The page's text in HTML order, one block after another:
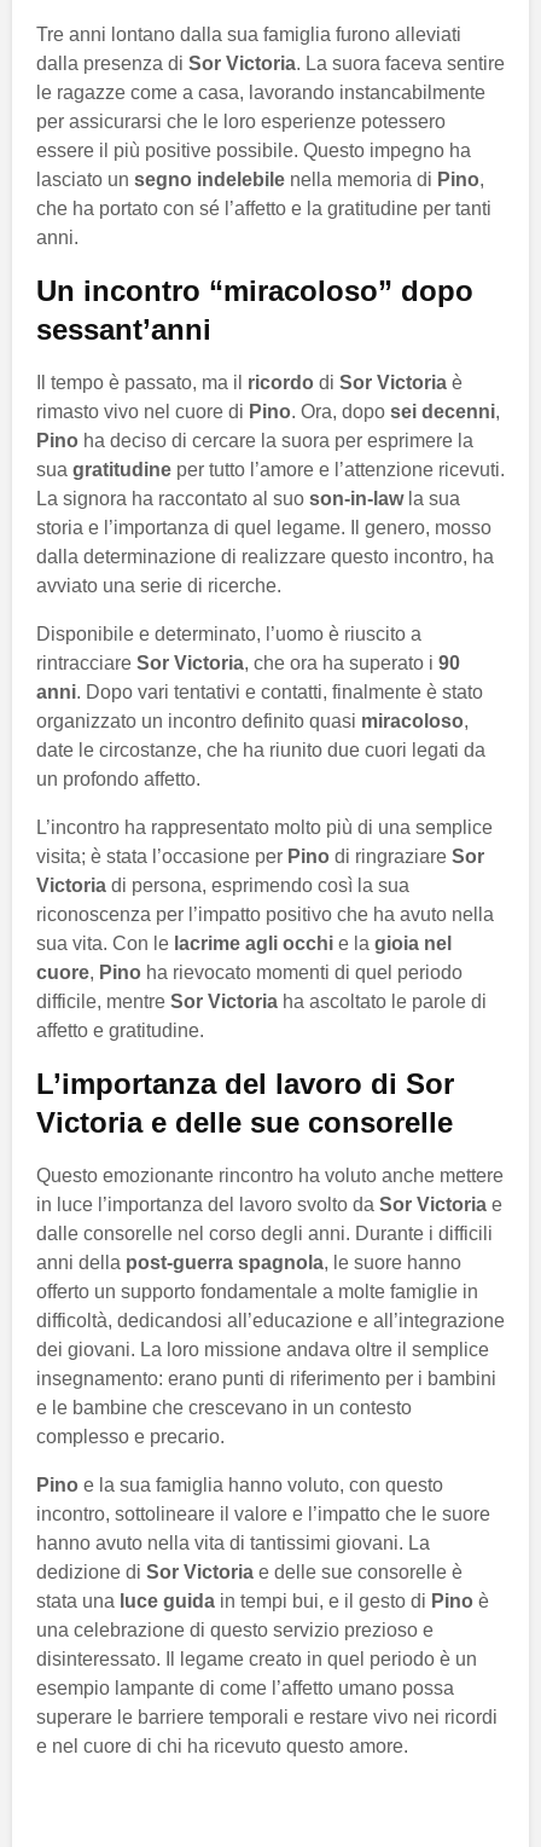
Tre anni lontano dalla sua famiglia furono alleviati
dalla presenza di Sor Victoria. La suora faceva sentire
le ragazze come a casa, lavorando instancabilmente
per assicurarsi che le loro esperienze potessero
essere il più positive possibile. Questo impegno ha
lasciato un segno indelebile nella memoria di Pino,
che ha portato con sé l’affetto e la gratitudine per tanti
anni.
Un incontro “miracoloso” dopo
sessant’anni
Il tempo è passato, ma il ricordo di Sor Victoria è
rimasto vivo nel cuore di Pino. Ora, dopo sei decenni,
Pino ha deciso di cercare la suora per esprimere la
sua gratitudine per tutto l’amore e l’attenzione ricevuti.
La signora ha raccontato al suo son-in-lawla sua
storia e l’importanza di quel legame. Il genero, mosso
dalla determinazione di realizzare questo incontro, ha
avviato una serie di ricerche.
Disponibile e determinato, l’uomo è riuscito a
rintracciare Sor Victoria, che ora ha superato i 90
anni. Dopo vari tentativi e contatti, finalmente è stato
organizzato un incontro definito quasi miracoloso,
date le circostanze, che ha riunito due cuori legati da
un profondo affetto.
L’incontro ha rappresentato molto più di una semplice
visita; è stata l’occasione per Pino di ringraziare Sor
Victoria di persona, esprimendo così la sua
riconoscenza per l’impatto positivo che ha avuto nella
sua vita. Con le lacrime agli occhi e la gioia nel
cuore, Pino ha rievocato momenti di quel periodo
difficile, mentre Sor Victoria ha ascoltato le parole di
affetto e gratitudine.
L’importanza del lavoro di Sor
Victoria e delle sue consorelle
Questo emozionante rincontro ha voluto anche mettere
in luce l’importanza del lavoro svolto da Sor Victoria e
dalle consorelle nel corso degli anni. Durante i difficili
anni della post-guerra spagnola, le suore hanno
offerto un supporto fondamentale a molte famiglie in
difficoltà, dedicandosi all’educazione e all’integrazione
dei giovani. La loro missione andava oltre il semplice
insegnamento: erano punti di riferimento per i bambini
e le bambine che crescevano in un contesto
complesso e precario.
Pino e la sua famiglia hanno voluto, con questo
incontro, sottolineare il valore e l’impatto che le suore
hanno avuto nella vita di tantissimi giovani. La
dedizione di Sor Victoria e delle sue consorelle è
stata una luce guida in tempi bui, e il gesto di Pino è
una celebrazione di questo servizio prezioso e
disinteressato. Il legame creato in quel periodo è un
esempio lampante di come l’affetto umano possa
superare le barriere temporali e restare vivo nei ricordi
e nel cuore di chi ha ricevuto questo amore.